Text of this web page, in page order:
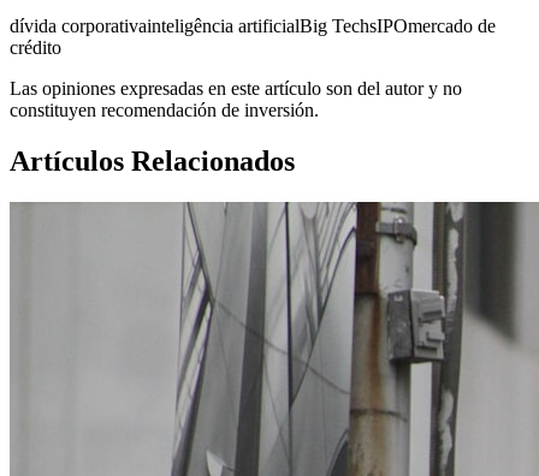
dívida corporativainteligência artificialBig TechsIPOmercado de
crédito
Las opiniones expresadas en este artículo son del autor y no
constituyen recomendación de inversión.
Artículos Relacionados